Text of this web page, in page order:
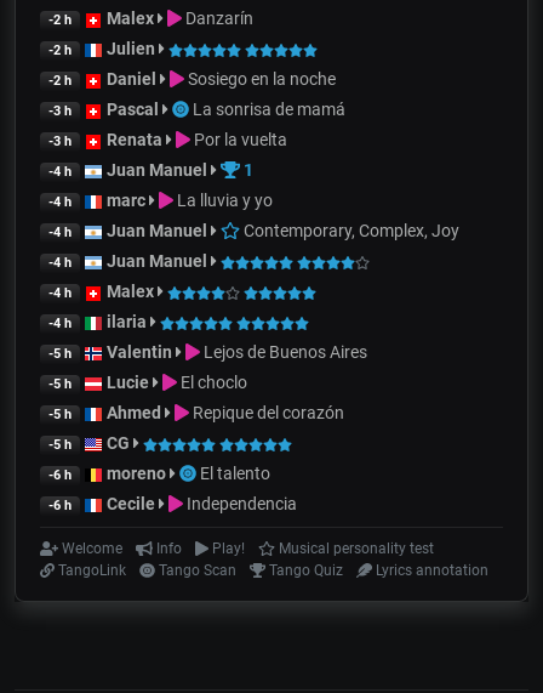
-2 h Malex Danzarín
-2 h Julien
-2 h Daniel Sosiego en la noche
-3 h Pascal La sonrisa de mamá
-3 h Renata Por la vuelta
-4 h Juan Manuel 1
-4 h marc La lluvia y yo
-4 h Juan Manuel Contemporary, Complex, Joy
-4 h Juan Manuel
-4 h Malex
-4 h ilaria
-5 h Valentin Lejos de Buenos Aires
-5 h Lucie El choclo
-5 h Ahmed Repique del corazón
-5 h CG
-6 h moreno El talento
-6 h Cecile Independencia
Welcome Info Play!
Musical personality test
TangoLink
Tango Scan Tango Quiz Lyrics annotation